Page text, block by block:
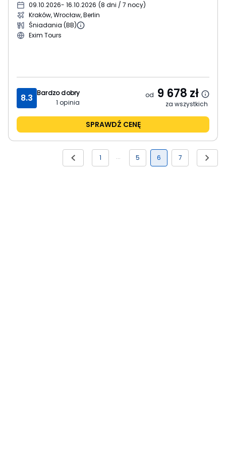
09.10.2026- 16.10.2026 (8 dni / 7 nocy)
Kraków, Wrocław, Berlin
Śniadania (BB)
Exim Tours
8.3 Bardzo dobry
1 opinia
od 9 678 zł
za wszystkich
SPRAWDŹ CENĘ
1 5 6 7